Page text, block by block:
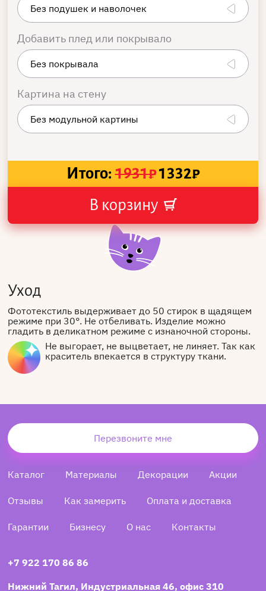
Добавить плед или покрывало
Картина на стену
Итого: 1931₽1332₽
В корзину
Уход
Фототекстиль выдерживает до 50 стирок в щадящем
режиме при 30°. Не отбеливать. Изделие можно
гладить в деликатном режиме с изнаночной стороны.
Не выгорает, не выцветает, не линяет. Так как
краситель впекается в структуру ткани.
Перезвоните мне
Каталог Материалы Декорации Акции
Отзывы Как замерить Оплата и доставка
Гарантии Бизнесу О нас Контакты
+7 922 170 86 86
Нижний Тагил, Индустриальная 46, офис 310